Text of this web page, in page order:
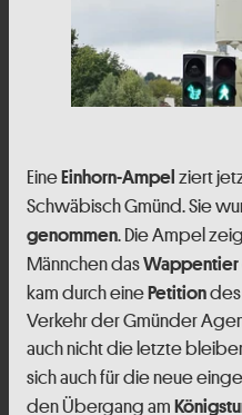
EineEinhorn-Ampel ziert
Schwäbisch Gmünd. Sie
genommen. Die Ampel
Männchen dasWappentier
kam durch einePetition
Verkehr der Gmünder
auch nicht die letzte
sich auch für die neue
den Übergang am